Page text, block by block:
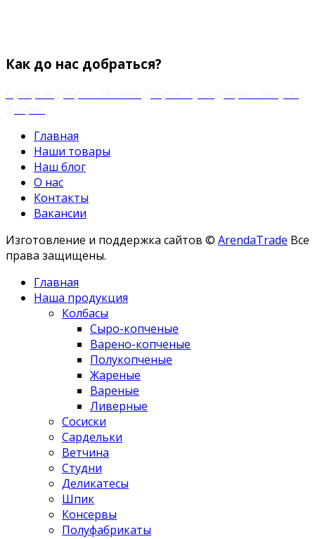
Как до нас добраться?
Главная
Наши товары
Наш блог
О нас
Контакты
Вакансии
Изготовление и поддержка сайтов © ArendaTrade Все
права защищены.
Главная
Наша продукция
Колбасы
Сыро-копченые
Варено-копченые
Полукопченые
Жареные
Вареные
Ливерные
Сосиски
Сардельки
Ветчина
Студни
Деликатесы
Шпик
Консервы
Полуфабрикаты